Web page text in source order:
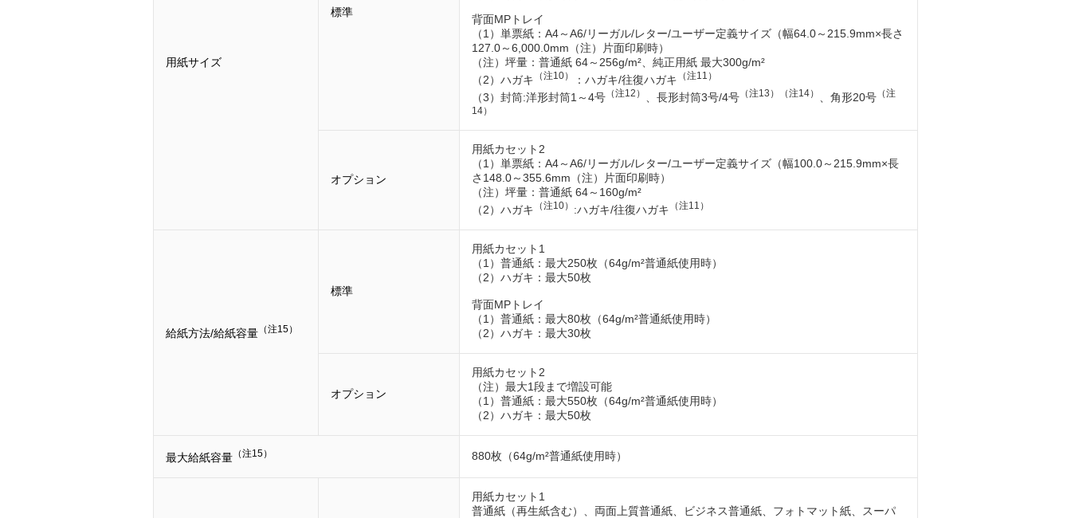
用紙サイズ
標準
背面MPトレイ
（1）単票紙：A4～A6/リーガル/レター/ユーザー定義サイズ（幅64.0～215.9mm×長さ
127.0～6,000.0mm（注）片面印刷時）
（注）坪量：普通紙 64～256g/m²、純正用紙 最大300g/m²
（2）ハガキ （注10） ：ハガキ/往復ハガキ （注11）
（3）封筒:洋形封筒1～4号 （注12） 、長形封筒3号/4号 （注13）（注14） 、角形20号 （注
14）
オプション
用紙カセット2
（1）単票紙：A4～A6/リーガル/レター/ユーザー定義サイズ（幅100.0～215.9mm×長
さ148.0～355.6mm（注）片面印刷時）
（注）坪量：普通紙 64～160g/m²
（2）ハガキ （注10） :ハガキ/往復ハガキ （注11）
給紙方法/給紙容量 （注15）
標準
用紙カセット1
（1）普通紙：最大250枚（64g/m²普通紙使用時）
（2）ハガキ：最大50枚
背面MPトレイ
（1）普通紙：最大80枚（64g/m²普通紙使用時）
（2）ハガキ：最大30枚
オプション
用紙カセット2
（注）最大1段まで増設可能
（1）普通紙：最大550枚（64g/m²普通紙使用時）
（2）ハガキ：最大50枚
最大給紙容量 （注15） 880枚（64g/m²普通紙使用時）
用紙カセット1
普通紙（再生紙含む）、両面上質普通紙、ビジネス普通紙、フォトマット紙、スーパ